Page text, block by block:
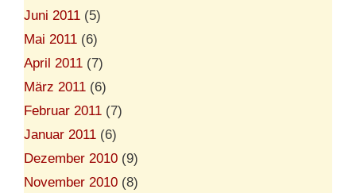
Juni 2011 (5)
Mai 2011 (6)
April 2011 (7)
März 2011 (6)
Februar 2011 (7)
Januar 2011 (6)
Dezember 2010 (9)
November 2010 (8)